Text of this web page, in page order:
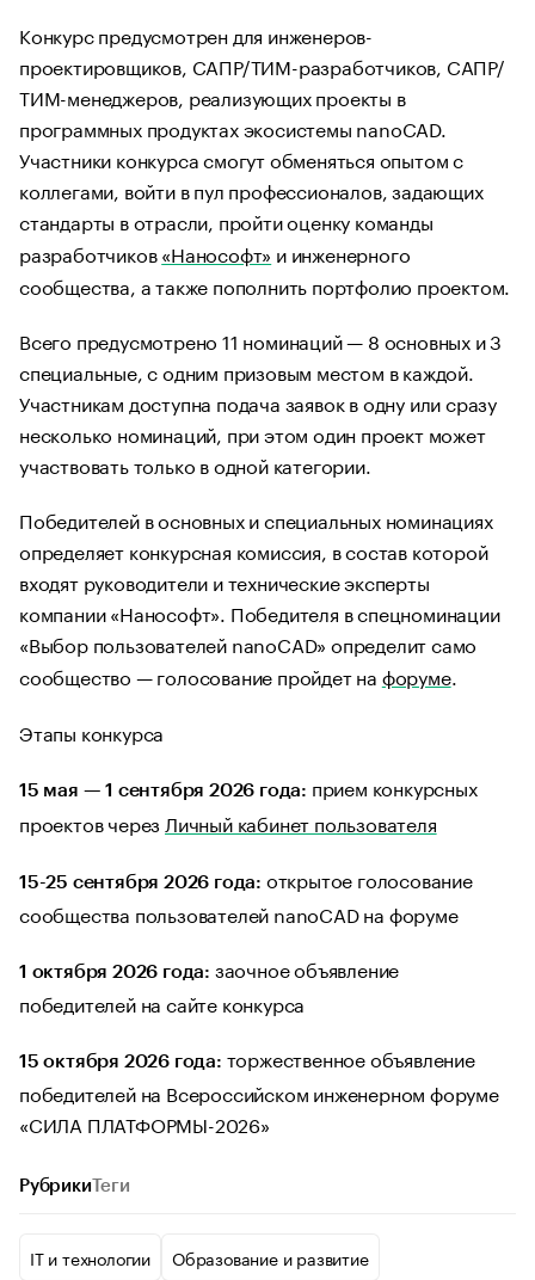
Конкурс предусмотрен для инженеров-
проектировщиков, САПР/ТИМ-разработчиков, САПР/
ТИМ-менеджеров, реализующих проекты в
программных продуктах экосистемы nanoCAD.
Участники конкурса смогут обменяться опытом с
коллегами, войти в пул профессионалов, задающих
стандарты в отрасли, пройти оценку команды
разработчиков«Нанософт» и инженерного
сообщества, а также пополнить портфолио проектом.
Всего предусмотрено 11 номинаций — 8 основных и 3
специальные, с одним призовым местом в каждой.
Участникам доступна подача заявок в одну или сразу
несколько номинаций, при этом один проект может
участвовать только в одной категории.
Победителей в основных и специальных номинациях
определяет конкурсная комиссия, в состав которой
входят руководители и технические эксперты
компании «Нанософт». Победителя в спецноминации
«Выбор пользователей nanoCAD» определит само
сообщество — голосование пройдет на форуме.
Этапы конкурса
15 мая — 1 сентября 2026 года: прием конкурсных
проектов через Личный кабинет пользователя
15-25 сентября 2026 года: открытое голосование
сообщества пользователей nanoCAD на форуме
1 октября 2026 года: заочное объявление
победителей на сайте конкурса
15 октября 2026 года: торжественное объявление
победителей на Всероссийском инженерном форуме
«СИЛА ПЛАТФОРМЫ-2026»
Рубрики Теги
IT и технологии Образование и развитие